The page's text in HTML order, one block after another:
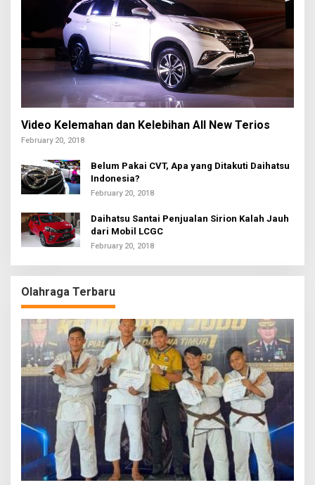
Video Kelemahan dan Kelebihan All New Terios
February 20, 2018
Belum Pakai CVT, Apa yang Ditakuti Daihatsu
Indonesia?
February 20, 2018
Daihatsu Santai Penjualan Sirion Kalah Jauh
dari Mobil LCGC
February 20, 2018
Olahraga Terbaru